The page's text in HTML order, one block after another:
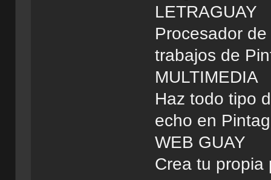
LETRAGUAY
Procesador
trabajos de
MULTIMEDIA
Haz todo tipo
echo en
WEB GUAY
Crea tu propia